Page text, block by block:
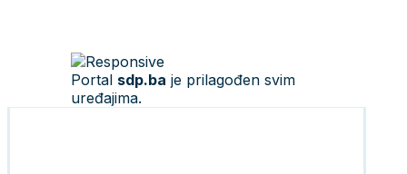
Portal sdp.ba je prilagođen svim
uređajima.